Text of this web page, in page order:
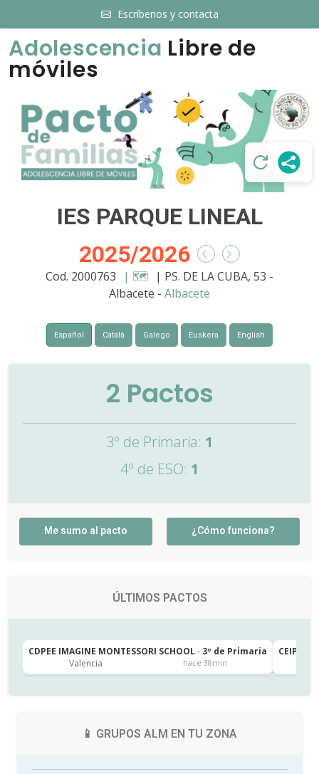
Escríbenos y contacta
Adolescencia Libre de
móviles
IES PARQUE LINEAL
2025/2026
Cod. 2000763 | 🗺️ | PS. DE LA CUBA, 53 -
Albacete - Albacete
Español Català Galego Euskera English
2 Pactos
3º de Primaria: 1
4º de ESO: 1
Me sumo al pacto ¿Cómo funciona?
ÚLTIMOS PACTOS
CDPEE IMAGINE MONTESSORI SCHOOL · 3º de Primaria
Valencia
hace 38min
CEIP
📱 GRUPOS ALM EN TU ZONA